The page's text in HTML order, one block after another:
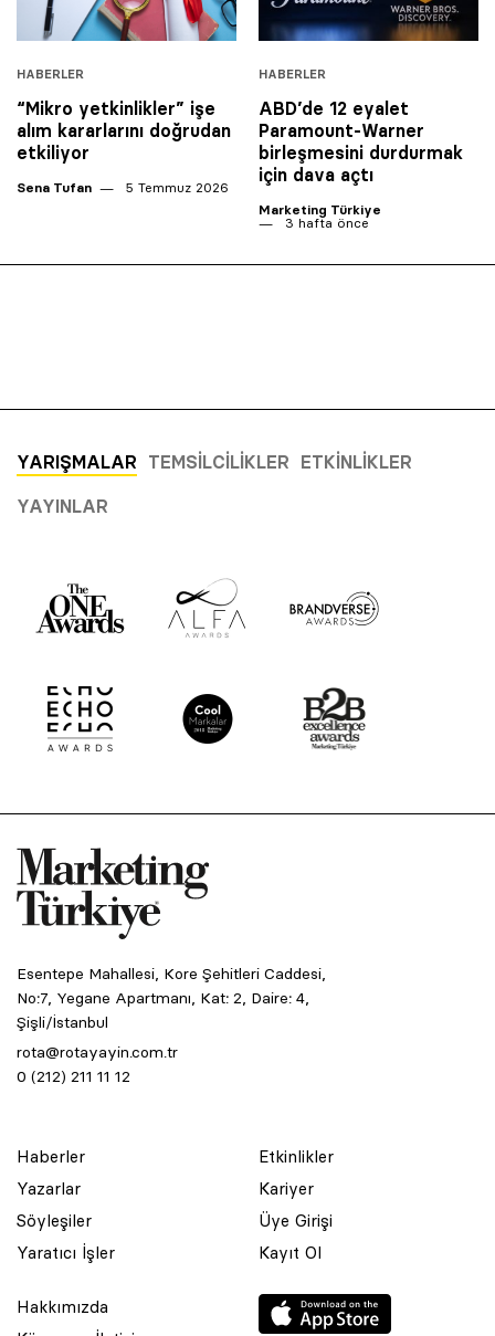
HABERLER
“Mikro yetkinlikler” işe
alım kararlarını doğrudan
etkiliyor
Sena Tufan 5 Temmuz 2026
HABERLER
ABD’de 12 eyalet
Paramount-Warner
birleşmesini durdurmak
için dava açtı
Marketing Türkiye
3 hafta önce
YARIŞMALAR TEMSILCILIKLER ETKINLIKLER
YAYINLAR
Esentepe Mahallesi, Kore Şehitleri Caddesi,
No:7, Yegane Apartmanı, Kat: 2, Daire: 4,
Şişli/İstanbul
rota@rotayayin.com.tr
0 (212) 211 11 12
Haberler
Yazarlar
Söyleşiler
Yaratıcı İşler
Etkinlikler
Kariyer
Üye Girişi
Kayıt Ol
Hakkımızda